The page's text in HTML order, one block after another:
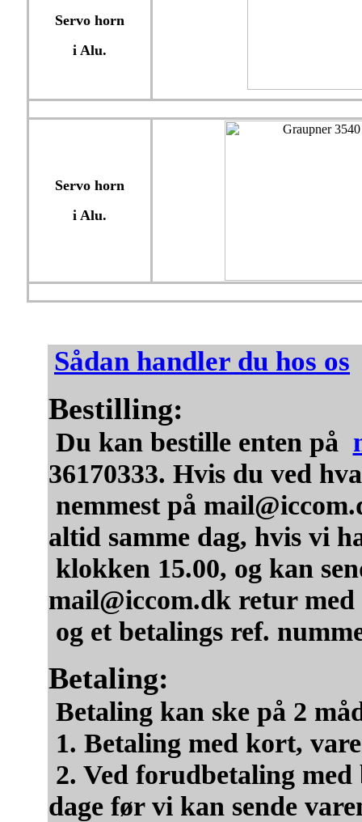
Servo horn
i Alu.
Servo horn
i Alu.
Sådan handler du hos os
Bestilling:
Du kan bestille enten på
36170333. Hvis du ved
nemmest på
altid samme dag, hvis vi
klokken 15.00, og kan
mail@iccom.dk retur med
og et betalings ref.
Betaling:
Betaling kan ske på 2
1. Betaling med kort,
2. Ved forudbetaling
dage før vi kan sende